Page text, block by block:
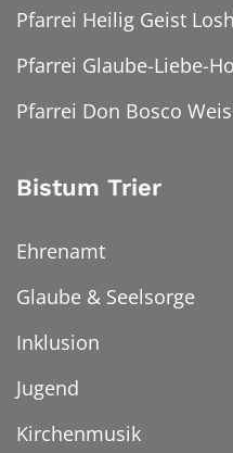
Pfarrei Heilig Geist
Pfarrei Glaube-Liebe-
Pfarrei Don Bosco
Bistum Trier
Ehrenamt
Glaube & Seelsorge
Inklusion
Jugend
Kirchenmusik